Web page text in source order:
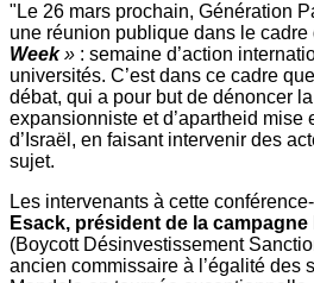
"Le 26 mars prochain, Génération
une réunion publique dans le cadre
Week » : semaine d’action
universités. C’est dans ce cadre
débat, qui a pour but de dénoncer
expansionniste et d’apartheid mise
d’Israël, en faisant intervenir des
sujet.
Les intervenants à cette
Esack, président de la
(Boycott Désinvestissement
ancien commissaire à l’égalité des